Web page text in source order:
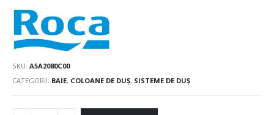
SKU: A5A2080C00
CATEGORII: BAIE, COLOANE DE DUȘ, SISTEME DE DUȘ